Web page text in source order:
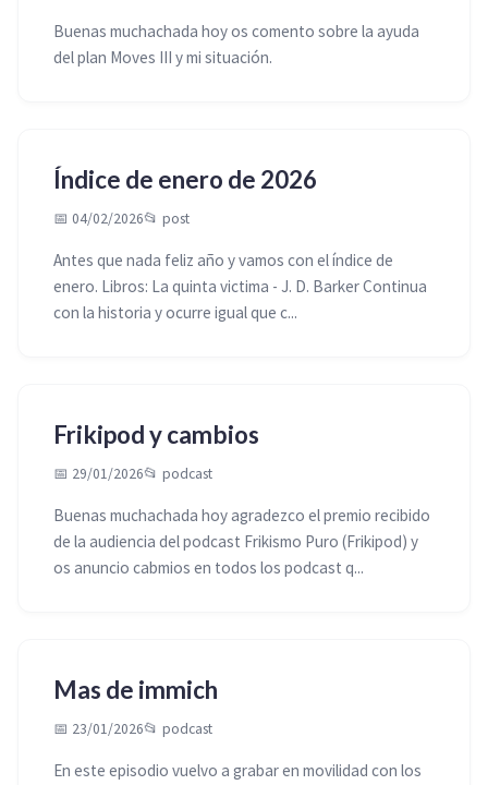
Buenas muchachada hoy os comento sobre la ayuda
del plan Moves III y mi situación.
Índice de enero de 2026
📅 04/02/2026📂 post
Antes que nada feliz año y vamos con el índice de
enero. Libros: La quinta victima - J. D. Barker Continua
con la historia y ocurre igual que c...
Frikipod y cambios
📅 29/01/2026📂 podcast
Buenas muchachada hoy agradezco el premio recibido
de la audiencia del podcast Frikismo Puro (Frikipod) y
os anuncio cabmios en todos los podcast q...
Mas de immich
📅 23/01/2026📂 podcast
En este episodio vuelvo a grabar en movilidad con los